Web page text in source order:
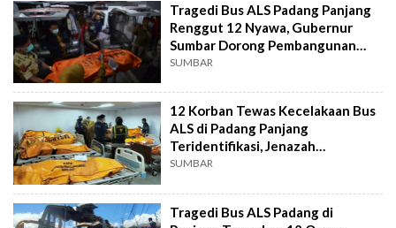
Tragedi Bus ALS Padang Panjang
Renggut 12 Nyawa, Gubernur
Sumbar Dorong Pembangunan
Lajur Penyelamat
SUMBAR
12 Korban Tewas Kecelakaan Bus
ALS di Padang Panjang
Teridentifikasi, Jenazah
Dipulangkan ke Medan!
SUMBAR
Tragedi Bus ALS Padang di